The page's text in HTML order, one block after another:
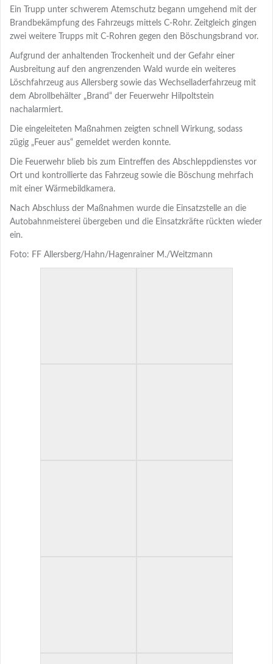
Ein Trupp unter schwerem Atemschutz begann umgehend mit der
Brandbekämpfung des Fahrzeugs mittels C-Rohr. Zeitgleich gingen
zwei weitere Trupps mit C-Rohren gegen den Böschungsbrand vor.
Aufgrund der anhaltenden Trockenheit und der Gefahr einer
Ausbreitung auf den angrenzenden Wald wurde ein weiteres
Löschfahrzeug aus Allersberg sowie das Wechselladerfahrzeug mit
dem Abrollbehälter „Brand“ der Feuerwehr Hilpoltstein
nachalarmiert.
Die eingeleiteten Maßnahmen zeigten schnell Wirkung, sodass
zügig „Feuer aus“ gemeldet werden konnte.
Die Feuerwehr blieb bis zum Eintreffen des Abschleppdienstes vor
Ort und kontrollierte das Fahrzeug sowie die Böschung mehrfach
mit einer Wärmebildkamera.
Nach Abschluss der Maßnahmen wurde die Einsatzstelle an die
Autobahnmeisterei übergeben und die Einsatzkräfte rückten wieder
ein.
Foto: FF Allersberg/Hahn/Hagenrainer M./Weitzmann